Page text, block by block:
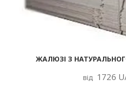
ЖАЛЮЗІ З
від 1726